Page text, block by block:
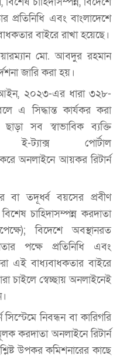
প্রতিনিধি এবং বাংলাদেশে
বাইরে রাখা হয়েছে।
মো. আবদুর রহমান
জারি করা হয়।
২০২৩-এর ধারা ৩২৮-
এ সিদ্ধান্ত কার্যকর করা
সব স্বাভাবিক ব্যক্তি
ট্যাক্স পোর্টাল
অনলাইনে আয়কর রিটার্ন
তদূর্ধ্ব বয়সের প্রবীণ
চাহিদাসম্পন্ন করদাতা
বিদেশে অবস্থানরত
পক্ষে প্রতিনিধি এবং
এই বাধ্যবাধকতার বাইরে
চাইলে স্বেচ্ছায় অনলাইনেই
নিবন্ধন বা কারিগরি
করদাতা অনলাইনে রিটার্ন
উপকর কমিশনারের কাছে